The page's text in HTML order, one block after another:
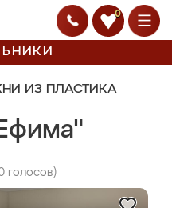
0
ИЗ ПЛАСТИКА
голосов)